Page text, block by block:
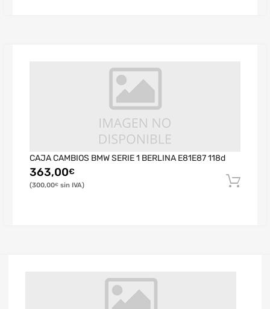
CAJA CAMBIOS BMW SERIE 1 BERLINA E81E87 118d
363,00€
300,00€